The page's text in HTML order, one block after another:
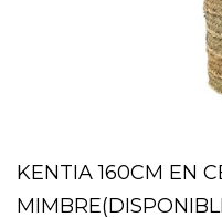
KENTIA 160CM EN